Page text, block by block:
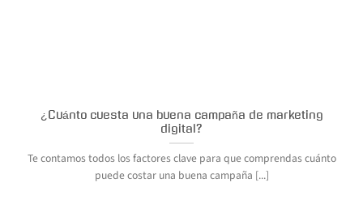
¿Cuánto cuesta una buena campaña de marketing
digital?
Te contamos todos los factores clave para que comprendas cuánto
puede costar una buena campaña [...]